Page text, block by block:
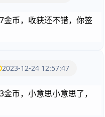
金币，收获还不错，你签
2023-12-24 12:57:47
币，小意思小意思了，